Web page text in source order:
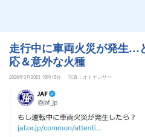
走行中に車両火災が発生…
応＆意外な火種
2026年3月20日 19時15分 写真：オトナンサー